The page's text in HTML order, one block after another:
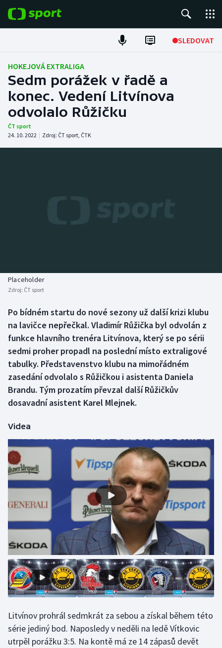
SLEDOVAT
Fotbal
Hokej
Tenis
Atletika
Biatlon
Box
Curling
Dostihy
Florbal
Futsal
Golf
Gymnastika
Judo
Krasobruslení
Lezení
Lyže a snowboard
Moderní pětiboj
Aplikace ČT sport
HOKEJOVÁ EXTRALIGA
Sedm porážek v řadě a
konec. Vedení Litvínova
odvolalo Růžičku
ČT sport
24. 10. 2022 | Zdroj: ČT sport, ČTK
Placeholder
Zdroj: ČT sport
Po bídném startu do nové sezony už další krizi klubu
na lavičce nepřečkal. Vladimír Růžička byl odvolán z
funkce hlavního trenéra Litvínova, který se po sérii
sedmi proher propadl na poslední místo extraligové
tabulky. Představenstvo klubu na mimořádném
zasedání odvolalo s Růžičkou i asistenta Daniela
Brandu. Tým prozatím převzal další Růžičkův
dosavadní asistent Karel Mlejnek.
Videa
Litvínov prohrál sedmkrát za sebou a získal během této
série jediný bod. Naposledy v neděli na ledě Vítkovic
utrpěl porážku 3:5. Na kontě má ze 14 zápasů devět